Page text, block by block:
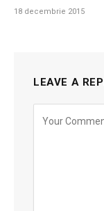
18 decembrie 2015
LEAVE A